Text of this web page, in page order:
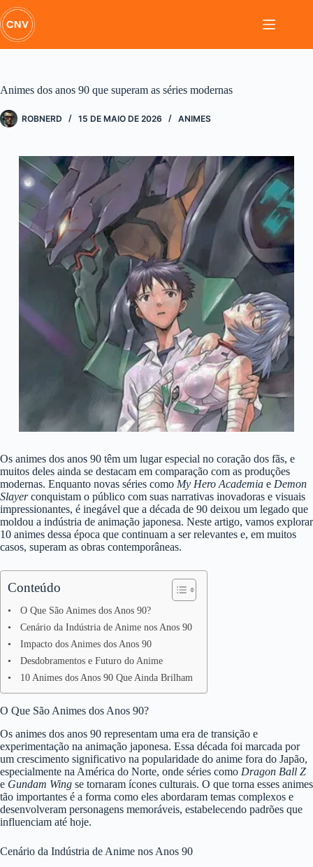
Pular
para
o
conteúdo
Animes dos anos 90 que superam as séries modernas
ROBNERD 15 DE MAIO DE 2026 ANIMES
Os animes dos anos 90 têm um lugar especial no coração dos fãs, e
muitos deles ainda se destacam em comparação com as produções
modernas. Enquanto novas séries como My Hero Academia e Demon
Slayerconquistam o público com suas narrativas inovadoras e visuais
impressionantes, é inegável que a década de 90 deixou um legado que
moldou a indústria de animação japonesa. Neste artigo, vamos explorar
10 animes dessa época que continuam a ser relevantes e, em muitos
casos, superam as obras contemporâneas.
Conteúdo
O Que São Animes dos Anos 90?
Cenário da Indústria de Anime nos Anos 90
Impacto dos Animes dos Anos 90
Desdobramentos e Futuro do Anime
10 Animes dos Anos 90 Que Ainda Brilham
O Que São Animes dos Anos 90?
Os animes dos anos 90 representam uma era de transição e
experimentação na animação japonesa. Essa década foi marcada por
um crescimento significativo na popularidade do anime fora do Japão,
especialmente na América do Norte, onde séries como Dragon Ball Z
e Gundam Wing se tornaram ícones culturais. O que torna esses animes
tão importantes é a forma como eles abordaram temas complexos e
desenvolveram personagens memoráveis, estabelecendo padrões que
influenciam até hoje.
Cenário da Indústria de Anime nos Anos 90